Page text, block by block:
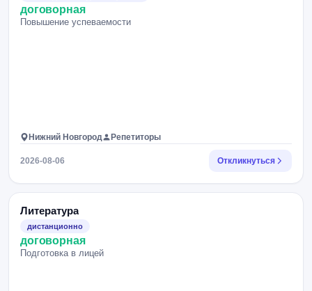
договорная
Повышение успеваемости
Нижний Новгород Репетиторы
2026-08-06 Откликнуться
Литература
дистанционно
договорная
Подготовка в лицей